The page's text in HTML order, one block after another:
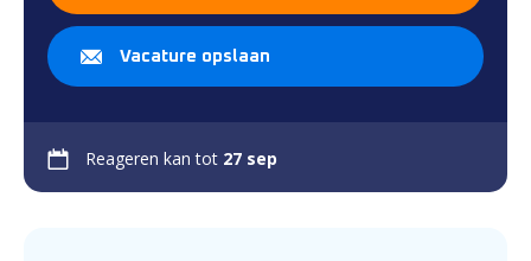
Vacature opslaan
Reageren kan tot 27 sep